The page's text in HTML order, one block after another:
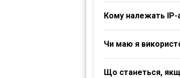
Кому належать IP-
Чи маю я
Що станеться,